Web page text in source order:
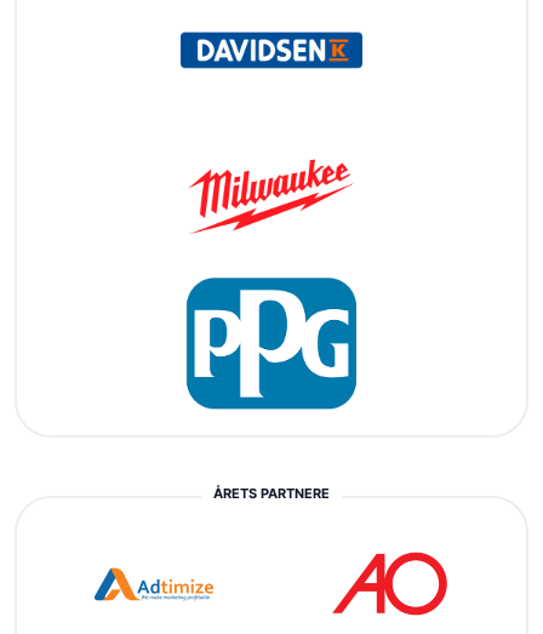
ÅRETS PARTNERE